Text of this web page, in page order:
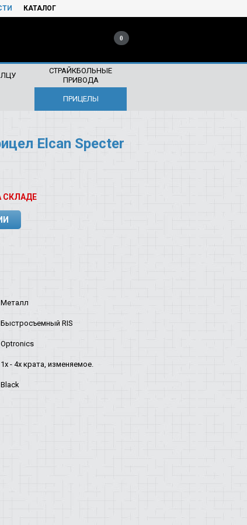
КАТАЛОГ
0
СТРАЙКБОЛЬНЫЕ
ПРИВОДА
ПРИЦЕЛЫ
Elcan Specter
СКЛАДЕ
Металл
Быстросъемный RIS
Optronics
1х - 4х крата, изменяемое.
Black